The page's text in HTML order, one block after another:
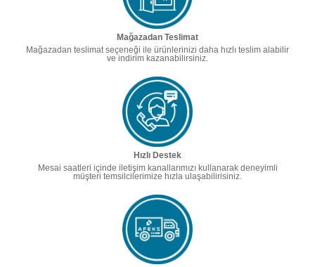
Mağazadan Teslimat
Mağazadan teslimat seçeneği ile ürünlerinizi daha hızlı teslim alabilir
ve indirim kazanabilirsiniz.
Hızlı Destek
Mesai saatleri içinde iletişim kanallarımızı kullanarak deneyimli
müşteri temsilcilerimize hızla ulaşabilirisiniz.